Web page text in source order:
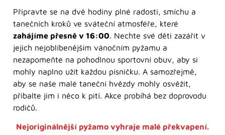
Připravte se na dvě hodiny plné radosti, smíchu a
tanečních kroků ve sváteční atmosféře, které
zahájíme přesně v 16:00. Nechte své děti zazářit v
jejich nejoblíbenějším vánočním pyžamu a
nezapomeňte na pohodlnou sportovní obuv, aby si
mohly naplno užít každou písničku. A samozřejmě,
aby se naše malé taneční hvězdy mohly osvěžit,
přibalte jim i něco k pití. Akce probíhá bez doprovodu
rodičů.
Nejoriginálnější pyžamo vyhraje malé překvapení.